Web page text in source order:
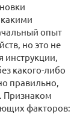
опыт
но это не
инструкции,
какого-либо
правильно,
Признаком
факторов: